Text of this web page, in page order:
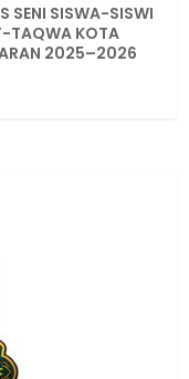
SENI SISWA-SISWI
TAQWA KOTA
2025–2026